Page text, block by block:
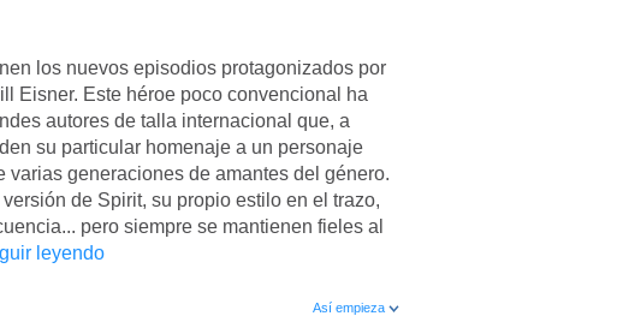
los nuevos episodios protagonizados por
Eisner. Este héroe poco convencional ha
autores de talla internacional que, a
su particular homenaje a un personaje
varias generaciones de amantes del género.
de Spirit, su propio estilo en el trazo,
pero siempre se mantienen fieles al
leyendo
Así empieza